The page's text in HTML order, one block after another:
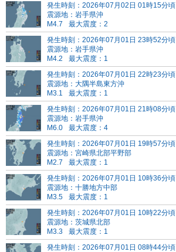
発生時刻：2026年07月02日 01時15分頃
震源地：岩手県沖
M4.7
最大震度：2
発生時刻：2026年07月01日 23時52分頃
震源地：岩手県沖
M4.2
最大震度：1
発生時刻：2026年07月01日 22時23分頃
震源地：大隅半島東方沖
M3.1
最大震度：1
発生時刻：2026年07月01日 21時08分頃
震源地：岩手県沖
M6.0
最大震度：4
発生時刻：2026年07月01日 19時57分頃
震源地：宮崎県北部平野部
M2.7
最大震度：1
発生時刻：2026年07月01日 10時36分頃
震源地：十勝地方中部
M3.5
最大震度：1
発生時刻：2026年07月01日 10時22分頃
震源地：茨城県北部
M3.3
最大震度：1
発生時刻：2026年07月01日 08時44分頃